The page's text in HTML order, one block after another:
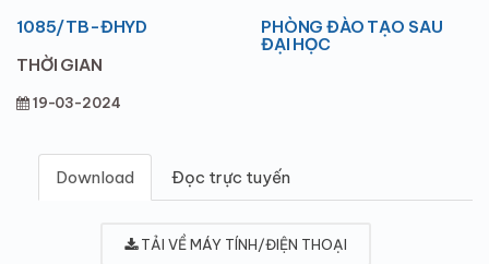
1085/TB-ĐHYD
PHÒNG ĐÀO TẠO SAU
ĐẠI HỌC
THỜI GIAN
19-03-2024
Download Đọc trực tuyến
TẢI VỀ MÁY TÍNH/ĐIỆN THOẠI